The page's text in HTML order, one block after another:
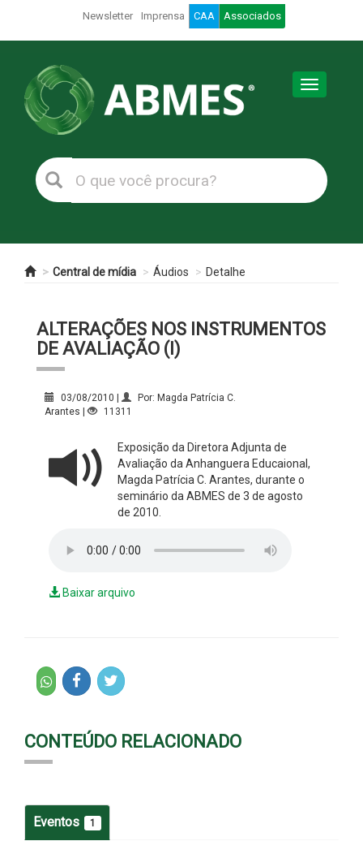
Newsletter Imprensa CAA Associados
Toggle
Central de mídia Áudios Detalhe
ALTERAÇÕES NOS INSTRUMENTOS
DE AVALIAÇÃO (I)
03/08/2010 |
Por: Magda Patrícia C.
Arantes |
11311
Exposição da Diretora Adjunta de
Avaliação da Anhanguera Educaional,
Magda Patrícia C. Arantes, durante o
seminário da ABMES de 3 de agosto
de 2010.
Baixar arquivo
CONTEÚDO RELACIONADO
Eventos 1